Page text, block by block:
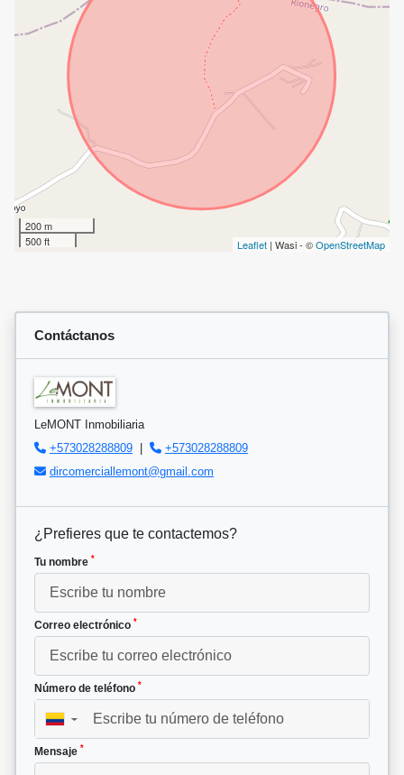
200 m
500 ft
Leaflet | Wasi - ©OpenStreetMap
Contáctanos
LeMONT Inmobiliaria
+573028288809 |
+573028288809
dircomerciallemont@gmail.com
¿Prefieres que te contactemos?
Tu nombre *
Correo electrónico *
Número de teléfono *
▼
Mensaje *